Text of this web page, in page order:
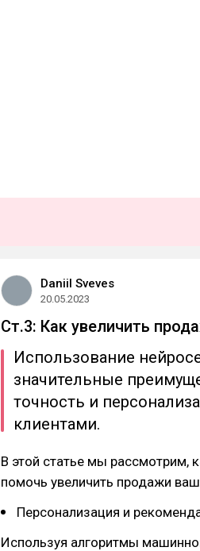
Daniil Sveves
20.05.2023
Ст.3: Как увеличить
Использование
значительные
точность и
клиентами.
В этой статье мы рассмотрим,
помочь увеличить продажи
Персонализация и
Используя алгоритмы